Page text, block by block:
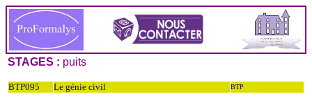
STAGES : puits
BTP095 Le génie civil BTP